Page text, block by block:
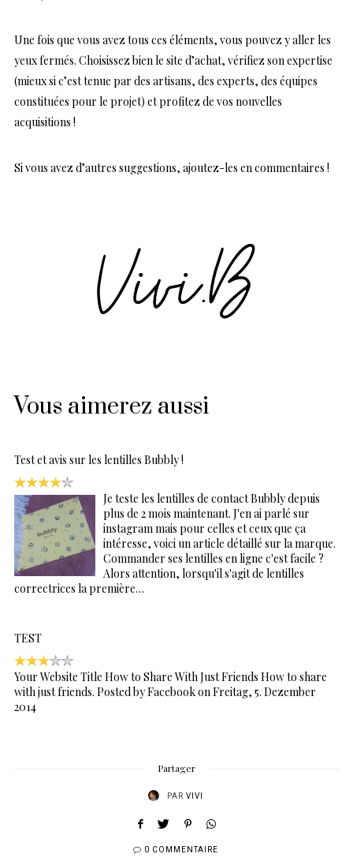
Une fois que vous avez tous ces éléments, vous pouvez y aller les
yeux fermés. Choisissez bien le site d’achat, vérifiez son expertise
(mieux si c’est tenue par des artisans, des experts, des équipes
constituées pour le projet) et profitez de vos nouvelles
acquisitions !
Si vous avez d’autres suggestions, ajoutez-les en commentaires !
Vous aimerez aussi
Test et avis sur les lentilles Bubbly !
Je teste les lentilles de contact Bubbly depuis
plus de 2 mois maintenant. J'en ai parlé sur
instagram mais pour celles et ceux que ça
intéresse, voici un article détaillé sur la marque.
Commander ses lentilles en ligne c'est facile ?
Alors attention, lorsqu'il s'agit de lentilles
correctrices la première…
TEST
Your Website Title How to Share With Just Friends How to share
with just friends. Posted by Facebook on Freitag, 5. Dezember
2014
Partager
PAR VIVI
0 COMMENTAIRE